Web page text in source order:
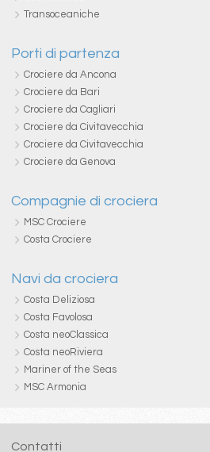
Transoceaniche
Porti di partenza
Crociere da Ancona
Crociere da Bari
Crociere da Cagliari
Crociere da Civitavecchia
Crociere da Civitavecchia
Crociere da Genova
Compagnie di crociera
MSC Crociere
Costa Crociere
Navi da crociera
Costa Deliziosa
Costa Favolosa
Costa neoClassica
Costa neoRiviera
Mariner of the Seas
MSC Armonia
Contatti